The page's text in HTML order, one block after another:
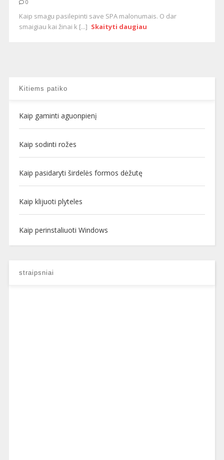
0
Kaip smagu pasilepinti save SPA malonumais. O dar
smaigiau kai žinai k [...] Skaityti daugiau
Kitiems patiko
Kaip gaminti aguonpienį
Kaip sodinti rožes
Kaip pasidaryti širdelės formos dėžutę
Kaip klijuoti plyteles
Kaip perinstaliuoti Windows
straipsniai